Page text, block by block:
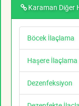
Karaman Diğer
Böcek İlaçlama
Haşere İlaçlama
Dezenfeksiyon